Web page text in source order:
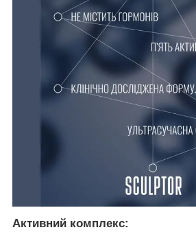
Активний комплекс: